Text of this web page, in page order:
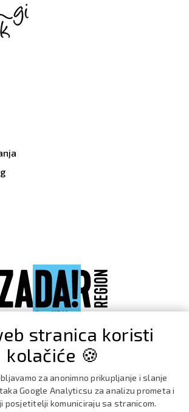
stranica koristi
kolačiće 🍪
za anonimno prikupljanje i slanje
Google Analyticsu za analizu prometa i
posjetitelji komuniciraju sa stranicom.